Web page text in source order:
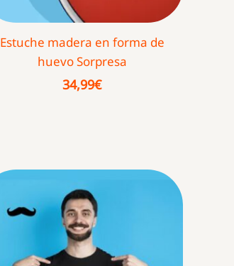
Estuche madera en forma de
huevo Sorpresa
34,99€